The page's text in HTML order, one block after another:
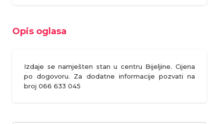
Opis oglasa
Izdaje se namješten stan u centru Bijeljine. Cijena
po dogovoru. Za dodatne informacije pozvati na
broj 066 633 045